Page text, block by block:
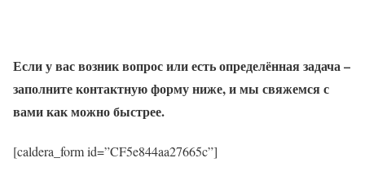
Если у вас возник вопрос или есть определённая задача –
заполните контактную форму ниже, и мы свяжемся с
вами как можно быстрее.
[caldera_form id=”CF5e844aa27665c”]